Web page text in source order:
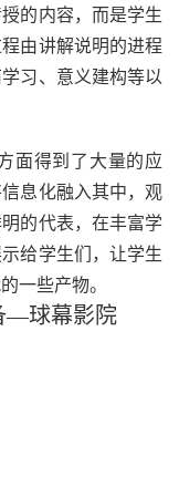
的内容，而是学生
由讲解说明的进程
习、意义建构等以
面得到了大量的应
息化融入其中，观
的代表，在丰富学
给学生们，让学生
一些产物。